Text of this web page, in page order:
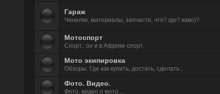
Гараж
Чинилки, материалы, запчасти, что? где? каво)?
Мотоспорт
Спорт.. он и в Африке спорт.
Мото экипировка
Обзоры. Где как купить, достать, сделать..
Фото. Видео.
Фото, видео о мото....